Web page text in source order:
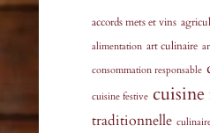
accords mets et vins
alimentation art culinaire
consommation responsable
cuisine festive cuisine
traditionnelle